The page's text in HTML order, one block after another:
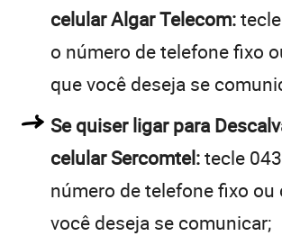
celular Algar Telecom:
o número de telefone fixo
que você deseja se
Se quiser ligar para
celular Sercomtel:tecle
número de telefone fixo ou
você deseja se comunicar;